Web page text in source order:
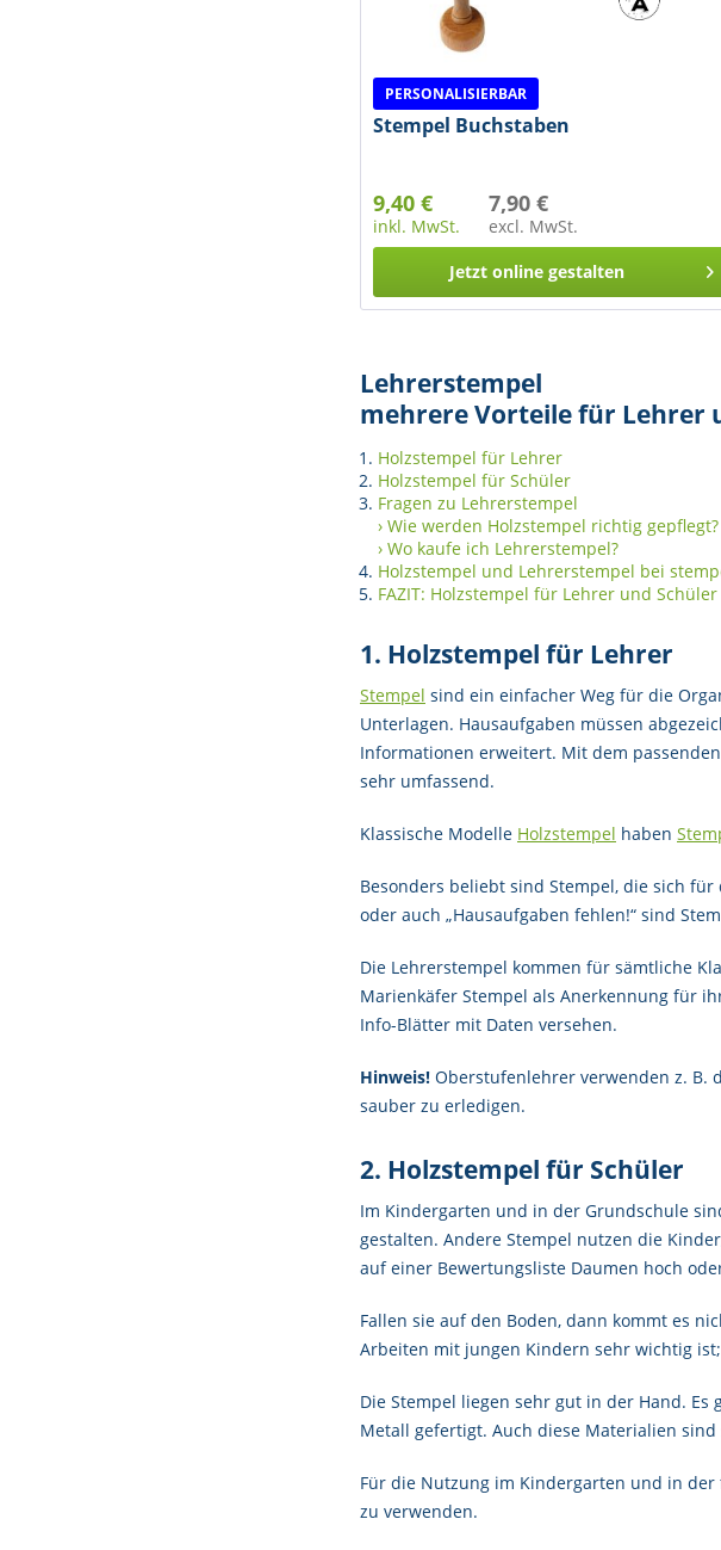
PERSONALISIERBAR
Stempel Buchstaben
9,40 €
inkl. MwSt.
7,90 €
excl. MwSt.
Jetzt online gestalten
Lehrerstempel
mehrere Vorteile für Lehrer
Holzstempel für Lehrer
Holzstempel für Schüler
Fragen zu Lehrerstempel
› Wie werden Holzstempel richtig gepflegt?
› Wo kaufe ich Lehrerstempel?
Holzstempel und Lehrerstempel bei
FAZIT: Holzstempel für Lehrer und
1. Holzstempel für Lehrer
Stempel sind ein einfacher Weg für die
Unterlagen. Hausaufgaben müssen
Informationen erweitert. Mit dem
sehr umfassend.
Klassische Modelle Holzstempel haben
Besonders beliebt sind Stempel, die sich für
oder auch „Hausaufgaben fehlen!“ sind
Die Lehrerstempel kommen für sämtliche
Marienkäfer Stempel als Anerkennung für
Info-Blätter mit Daten versehen.
Hinweis! Oberstufenlehrer verwenden z. B.
sauber zu erledigen.
2. Holzstempel für Schüler
Im Kindergarten und in der Grundschule
gestalten. Andere Stempel nutzen die
auf einer Bewertungsliste Daumen hoch
Fallen sie auf den Boden, dann kommt es
Arbeiten mit jungen Kindern sehr wichtig
Die Stempel liegen sehr gut in der Hand.
Metall gefertigt. Auch diese Materialien
Für die Nutzung im Kindergarten und in
zu verwenden.